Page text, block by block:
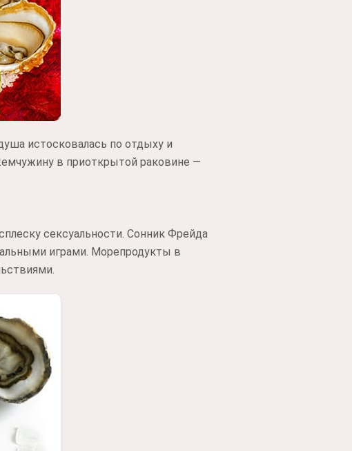
истосковалась по отдыху и
в приоткрытой раковине —
сексуальности. Сонник Фрейда
играми. Морепродукты в